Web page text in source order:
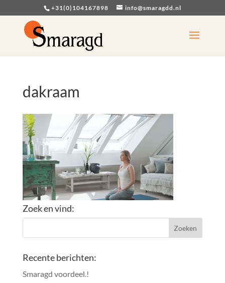
+31(0)104167898 info@smaragdd.nl
dakraam
Zoek en vind:
Recente berichten:
Smaragd voordeel.!